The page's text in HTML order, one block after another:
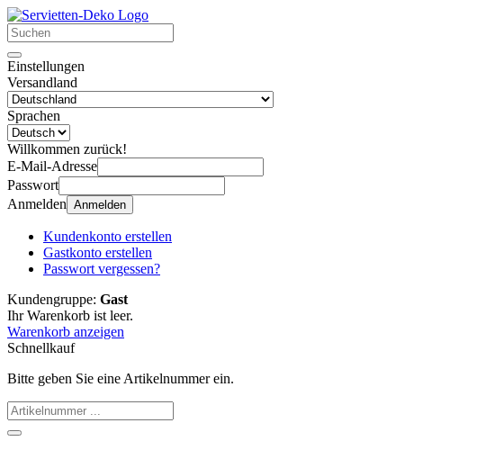
Einstellungen
Versandland
Sprachen
Willkommen zurück!
E-Mail-Adresse
Passwort
Anmelden Anmelden
Kundenkonto erstellen
Gastkonto erstellen
Passwort vergessen?
Kundengruppe: Gast
Ihr Warenkorb ist leer.
Warenkorb anzeigen
Schnellkauf
Bitte geben Sie eine Artikelnummer ein.